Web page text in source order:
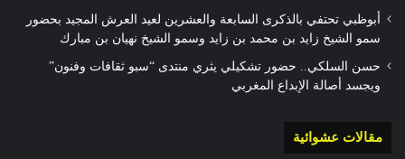
أبوظبي تحتفي بالذكرى السابعة والعشرين لعيد العرش المجيد بحضور
سمو الشيخ زايد بن محمد بن زايد وسمو الشيخ نهيان بن مبارك
حسن السلكي.. حضور تشكيلي يثري منتدى “سبو ثقافات وفنون”
ويجسد أصالة الإبداع المغربي
مقالات عشوائية